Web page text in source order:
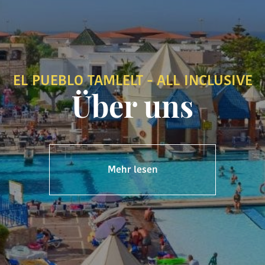
EL PUEBLO TAMLELT - ALL INCLUSIVE
Über uns
Mehr lesen